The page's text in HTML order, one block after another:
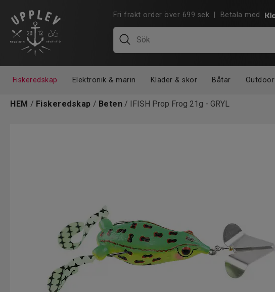
Fri frakt order över 699 sek | Betala med
Fiskeredskap Elektronik & marin Kläder & skor Båtar Outdoor
HEM / Fiskeredskap / Beten / IFISH Prop Frog 21g - GRYL